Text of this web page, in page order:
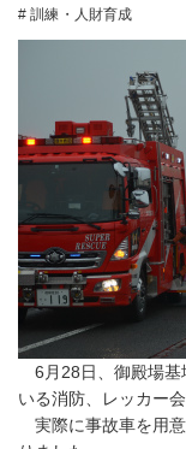
# 訓練・人財育成
6月28日、御殿場基
いる消防、レッカー
実際に事故車を用